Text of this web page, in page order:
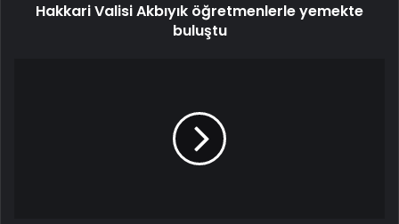
Hakkari Valisi Akbıyık öğretmenlerle yemekte
buluştu